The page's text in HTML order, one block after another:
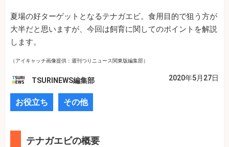
夏場の好ターゲットとなるテナガエビ。食用目的で狙う方が
大半だと思いますが、今回は飼育に関してのポイントを解説
します。
（アイキャッチ画像提供：週刊つりニュース関東版編集部）
TSURINEWS編集部 2020年5月27日
お役立ち その他
テナガエビの概要